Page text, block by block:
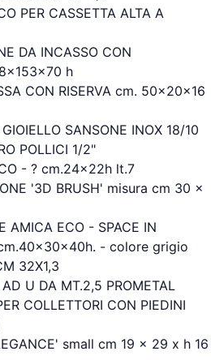
PER CASSETTA ALTA A
DA INCASSO CON
h
CON RISERVA cm. 50x20x16
SANSONE INOX 18/10
POLLICI 1/2"
- ? cm.24x22h lt.7
'3D BRUSH' misura cm 30 x
AMICA ECO - SPACE IN
cm.40x30x40h. - colore grigio
32X1,3
AD U DA MT.2,5 PROMETAL
COLLETTORI CON PIEDINI
small cm 19 x 29 x h 16